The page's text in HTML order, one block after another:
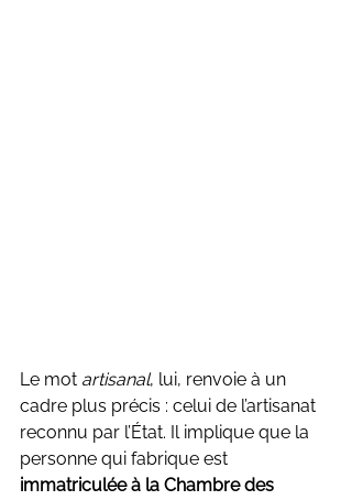
Le mot artisanal, lui, renvoie à un
cadre plus précis : celui de l’artisanat
reconnu par l’État. Il implique que la
personne qui fabrique est
immatriculée à la Chambre des